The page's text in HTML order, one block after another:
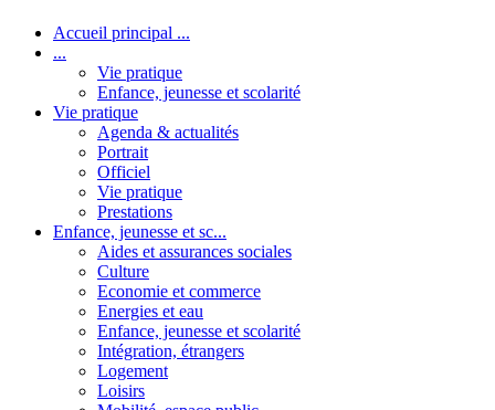
Accueil principal ...
...
Vie pratique
Enfance, jeunesse et scolarité
Vie pratique
Agenda & actualités
Portrait
Officiel
Vie pratique
Prestations
Enfance, jeunesse et sc...
Aides et assurances sociales
Culture
Economie et commerce
Energies et eau
Enfance, jeunesse et scolarité
Intégration, étrangers
Logement
Loisirs